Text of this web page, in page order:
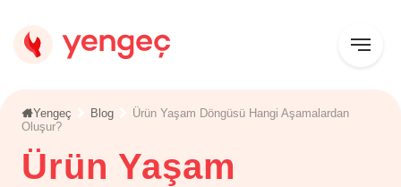
Yengeç Blog
Ürün Yaşam Döngüsü Hangi Aşamalardan
Oluşur?
Ürün Yaşam